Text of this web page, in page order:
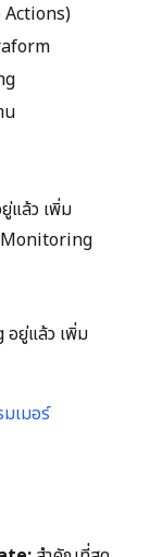
Actions)
น
แล้ว เพิ่ม
Monitoring
ยู่แล้ว เพิ่ม
เมอร์